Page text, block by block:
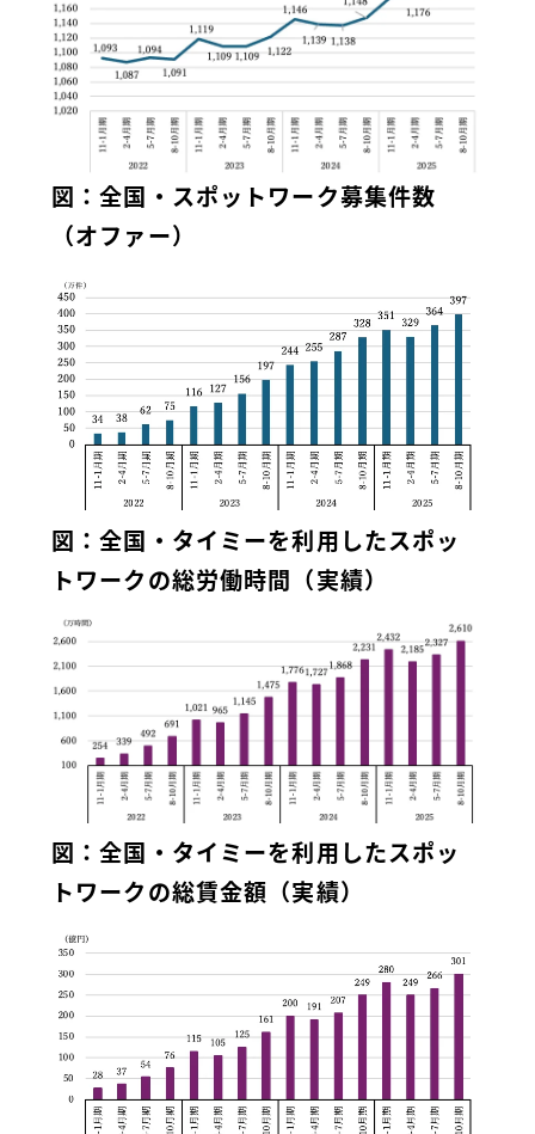
図：全国・スポットワーク募集件数
（オファー）
図：全国・タイミーを利用したスポッ
トワークの総労働時間（実績）
図：全国・タイミーを利用したスポッ
トワークの総賃金額（実績）